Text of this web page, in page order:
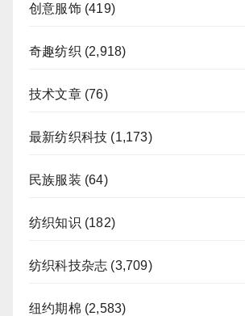
创意服饰(419)
奇趣纺织 (2,918)
技术文章(76)
最新纺织科技 (1,173)
民族服装 (64)
纺织知识 (182)
纺织科技杂志 (3,709)
纽约期棉 (2,583)